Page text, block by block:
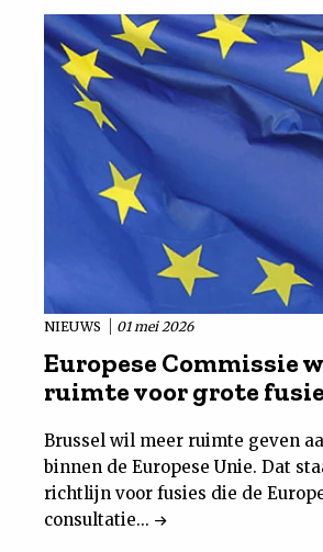
NIEUWS 01 mei 2026
Europese Commissie
ruimte voor grote
Brussel wil meer ruimte geven
binnen de Europese Unie. Dat
richtlijn voor fusies die de
consultatie...